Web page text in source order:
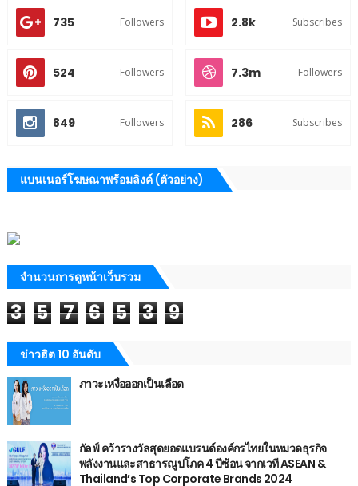
735 Followers 2.8k Subscribes
524 Followers 7.3m Followers
849 Followers 286 Subscribes
แบนเนอร์โฆษณาพร้อมลิงค์ (ตัวอย่าง)
จำนวนการดูหน้าเว็บรวม
3 5 7 6 5 3 9
ข่าวฮิต 10 อันดับ
ภาวะเหงื่อออกเป็นเลือด
กัลฟ์ คว้ารางวัลสุดยอดแบรนด์องค์กรไทยในหมวดธุรกิจ
พลังงานและสาธารณูปโภค 4 ปีซ้อน จากเวที ASEAN &
Thailand’s Top Corporate Brands 2024